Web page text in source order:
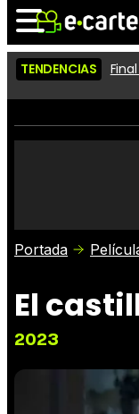
Noticias
Críticas
TENDENCIAS
Portada
El
2023